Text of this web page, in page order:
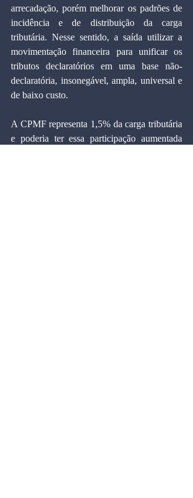
arrecadação, porém melhorar os padrões de
incidência e de distribuição da carga
tributária. Nesse sentido, a saída utilizar a
movimentação financeira para unificar os
tributos declaratórios em uma base não-
declaratória, insonegável, ampla, universal e
de baixo custo.
A CPMF representa 1,5% da carga tributária
e poderia ter essa participação aumentada